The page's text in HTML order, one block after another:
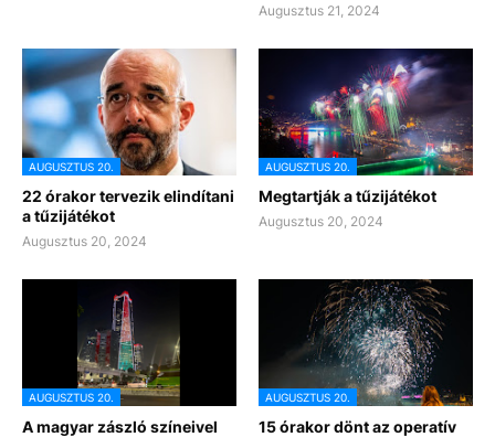
Augusztus 21, 2024
AUGUSZTUS 20.
22 órakor tervezik elindítani
a tűzijátékot
Augusztus 20, 2024
AUGUSZTUS 20.
Megtartják a tűzijátékot
Augusztus 20, 2024
AUGUSZTUS 20.
A magyar zászló színeivel
AUGUSZTUS 20.
15 órakor dönt az operatív